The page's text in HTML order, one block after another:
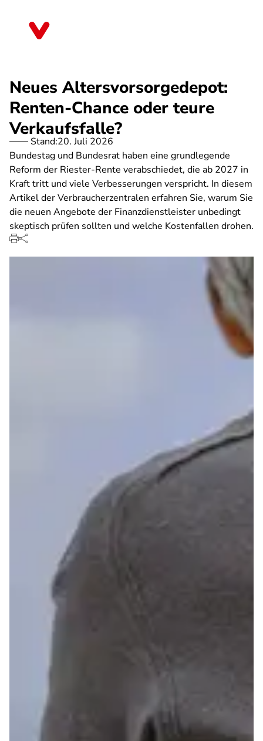
Neues Altersvorsorgedepot:
Renten-Chance oder teure
Verkaufsfalle?
Stand:20. Juli 2026
Bundestag und Bundesrat haben eine grundlegende
Reform der Riester-Rente verabschiedet, die ab 2027 in
Kraft tritt und viele Verbesserungen verspricht. In diesem
Artikel der Verbraucherzentralen erfahren Sie, warum Sie
die neuen Angebote der Finanzdienstleister unbedingt
skeptisch prüfen sollten und welche Kostenfallen drohen.